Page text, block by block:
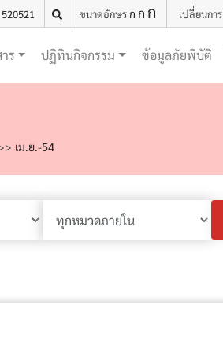
ขนาดอักษรก ก ก เปลี่ยนกา
ร ปฏิทินกิจกรรม ข้อมูลภัยพิบัติ
เม.ย.-54